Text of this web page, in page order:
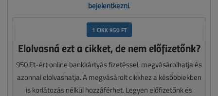
bejelentkezni.
1 CIKK 950 FT
Elolvasná ezt a cikket, de nem előfizetőnk?
950 Ft-ért online bankkártyás fizetéssel, megvásárolhatja és
azonnal elolvashatja. A megvásárolt cikkhez a későbbiekben
is korlátozás nélkül hozzáférhet. Legyen előfizetőnk és